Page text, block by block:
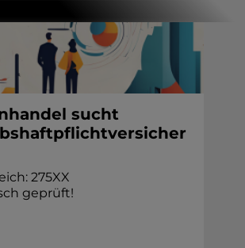
sucht
275XX
geprüft!